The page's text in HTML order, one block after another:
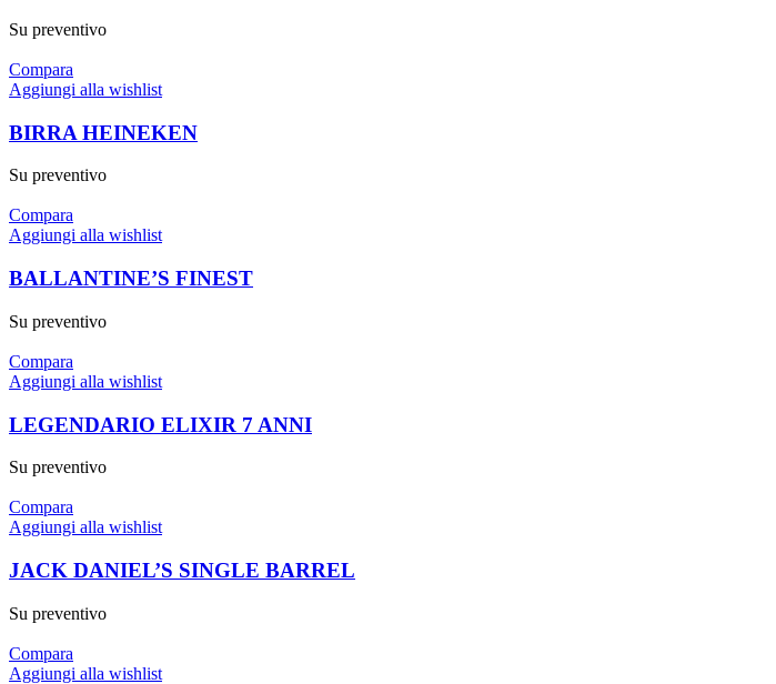
Su preventivo
Compara
Aggiungi alla wishlist
BIRRA HEINEKEN
Su preventivo
Compara
Aggiungi alla wishlist
BALLANTINE’S FINEST
Su preventivo
Compara
Aggiungi alla wishlist
LEGENDARIO ELIXIR 7 ANNI
Su preventivo
Compara
Aggiungi alla wishlist
JACK DANIEL’S SINGLE BARREL
Su preventivo
Compara
Aggiungi alla wishlist